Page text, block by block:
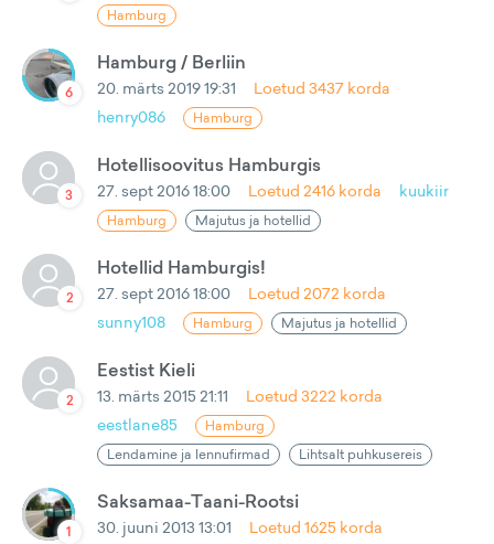
Hamburg
6
Hamburg / Berliin
20. märts 2019 19:31 Loetud 3437 korda
henry086
Hamburg
3
Hotellisoovitus Hamburgis
27. sept 2016 18:00 Loetud 2416 korda kuukiir
Hamburg Majutus ja hotellid
2
Hotellid Hamburgis!
27. sept 2016 18:00 Loetud 2072 korda
sunny108
Hamburg Majutus ja hotellid
2
Eestist Kieli
13. märts 2015 21:11 Loetud 3222 korda
eestlane85
Hamburg
Lendamine ja lennufirmad
Lihtsalt puhkusereis
1
Saksamaa-Taani-Rootsi
30. juuni 2013 13:01 Loetud 1625 korda